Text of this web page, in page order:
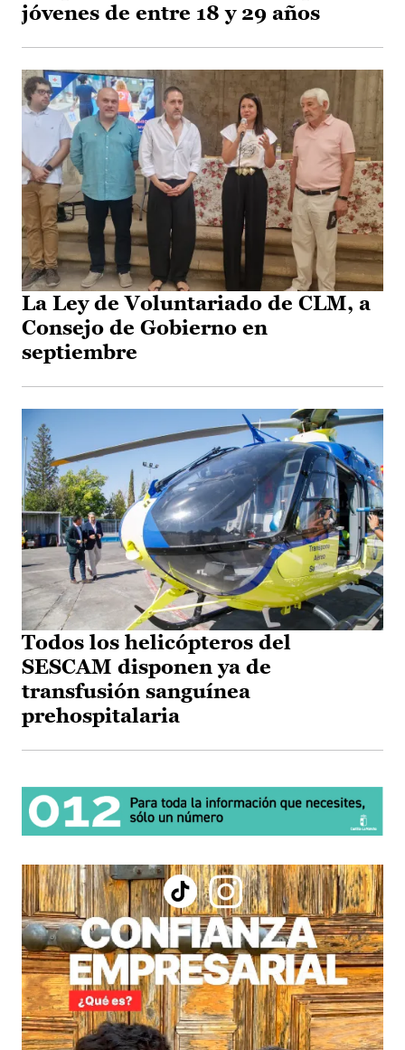
jóvenes de entre 18 y 29 años
La Ley de Voluntariado de CLM, a
Consejo de Gobierno en
septiembre
Todos los helicópteros del
SESCAM disponen ya de
transfusión sanguínea
prehospitalaria